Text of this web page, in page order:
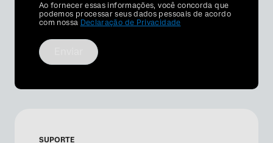
Privacy
Optin
Ao fornecer essas informações, você concorda que
podemos processar seus dados pessoais de acordo
com nossa Declaração de Privacidade
SUPORTE